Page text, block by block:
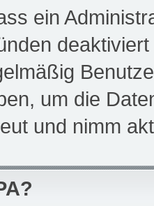
ein
um die
und nimm